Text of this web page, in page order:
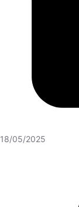
18/05/2025